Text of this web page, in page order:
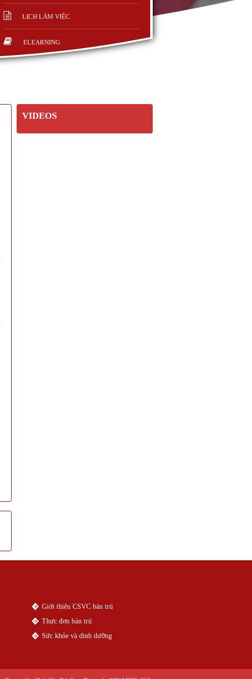
LỊCH LÀM VIỆC
ELEARNING
VIDEOS
Giới thiệu CSVC bán trú
Thực đơn bán trú
Sức khỏe và dinh dưỡng